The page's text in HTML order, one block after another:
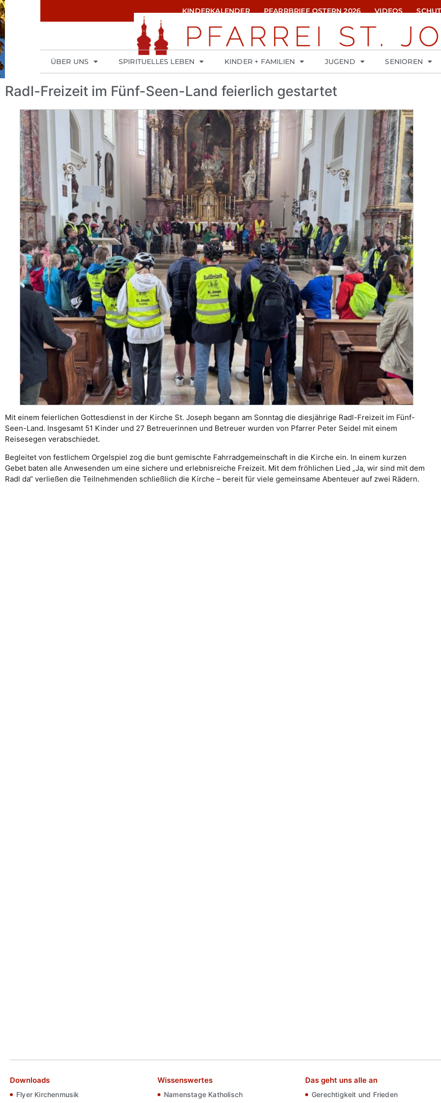
KINDERKALENDER PFARRBRIEF OSTERN 2026 VIDEOS
ÜBER UNS SPIRITUELLES LEBEN KINDER + FAMILIEN JUGEND SENIOREN
Radl-Freizeit im Fünf-Seen-Land feierlich gestartet
Mit einem feierlichen Gottesdienst in der Kirche St. Joseph begann am Sonntag die diesjährige Radl-Freizeit im Fünf-
Seen-Land. Insgesamt 51 Kinder und 27 Betreuerinnen und Betreuer wurden von Pfarrer Peter Seidel mit einem
Reisesegen verabschiedet.
Begleitet von festlichem Orgelspiel zog die bunt gemischte Fahrradgemeinschaft in die Kirche ein. In einem kurzen
Gebet baten alle Anwesenden um eine sichere und erlebnisreiche Freizeit. Mit dem fröhlichen Lied „Ja, wir sind mit dem
Radl da“ verließen die Teilnehmenden schließlich die Kirche – bereit für viele gemeinsame Abenteuer auf zwei Rädern.
Downloads
Flyer Kirchenmusik
Wissenswertes
Namenstage Katholisch
Das geht uns alle an
Gerechtigkeit und Frieden